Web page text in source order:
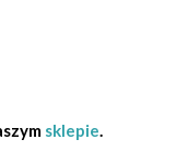
sklepie.